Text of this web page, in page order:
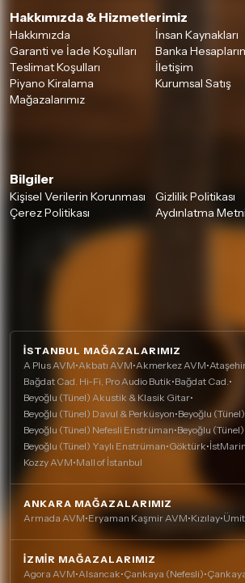
Hakkımızda & Hizmetlerimiz
Hakkımızda
İnsan Kaynakları
Garanti ve İade Koşulları
Banka
Teslimat Koşulları
İletişim
Piyano Kiralama
Kurumsal Satış
Mağazalarımız
Bilgiler
Kişisel Verilerin Korunması
Gizlilik Politikası
Çerez Politikası
Aydınlatma Metni
İSTANBUL MAĞAZALARIMIZ
A Plus AVM•Akbatı AVM•Akmerkez AVM•
Bağdat Cad. Hi-Fi, Pro Audio Butik•Bağdat Cad.•
Beyoğlu (Tünel) Akustik & Klasik Gitar•
Beyoğlu (Tünel) Davul & Perküsyon•Beyoğlu
Beyoğlu (Tünel) Nefesli Enstrüman•Beyoğlu
Beyoğlu (Tünel) Yaylı Enstrüman•Göktürk•
Kozzy AVM•Mall of İstanbul
ANKARA MAĞAZALARIMIZ
Armada AVM•Eryaman Kaşmir AVM•Kızılay•
İZMIR MAĞAZALARIMIZ
Agora AVM•Alsancak•Çankaya (Nefesli)•